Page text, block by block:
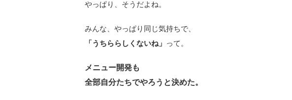
やっぱり、そうだよね。
みんな、やっぱり同じ気持ちで、
「うちららしくないね」
って。
メニュー開発も
全部自分たちでやろうと決めた。